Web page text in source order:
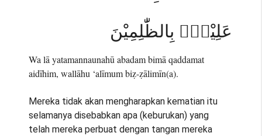
عَلِيْمٌۢ بِالظّٰلِمِيْنَ
Wa lā yatamannaunahū abadam bimā qaddamat
aidīhim, wallāhu ‘alīmum biẓ-ẓālimīn(a).
Mereka tidak akan mengharapkan kematian itu
selamanya disebabkan apa (keburukan) yang
telah mereka perbuat dengan tangan mereka